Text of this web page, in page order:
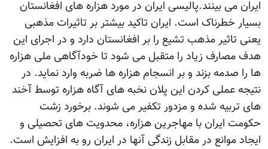
ایران می بینند.پالیسی ایران در مورد هزاره های افغانستان
بسیار خطرناک است. ایران تاکید بیشتر بر تاثیرات مذهبی
یعنی تاثیر مذهب تشیع را بر افغانستان دارد و در اجرای این
هدف مصارف زیاد را متقبل می شود تا خودآگاهی ملی هزاره
ها را صدمه بزند و بر انسجام هزاره ها ضربه وارد نماید. در
نتیجه عملی کردن این پلان نخبه های آگاه هزاره توسط آخند
های تربیه شده و مزدور تکفیر می شوند. برخورد زشت
حکومت ایران با مهاجرین هزاره، محدویت های تحصیلی و
ایجاد موانع در مقابل زندگی آنها در ایران رو به افزایش است.